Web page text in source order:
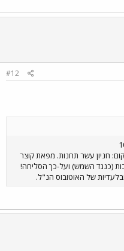
#12
246 או 89-929-01. המקום: חניון עשר תחנות. מפאת קוצר
(כנגד השמש) ועל-כך הסליחה!
של האוטובוס הנ"ל.